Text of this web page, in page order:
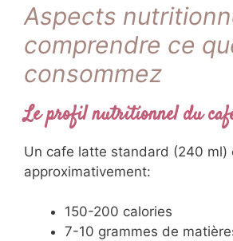
Aspects
comprendre ce
consommez
Le profil nutritionnel du
Un cafe latte standard (240 ml)
approximativement:
150-200 calories
7-10 grammes de